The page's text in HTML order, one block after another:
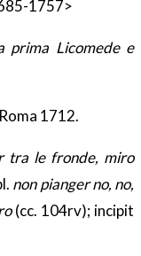
1757>
prima Licomede e
1712.
tra le fronde, miro
non pianger no, no,
(cc. 104rv); incipit